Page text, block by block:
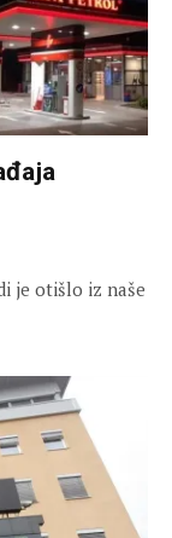
je otišlo iz naše